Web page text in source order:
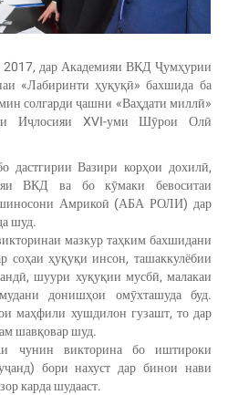
2017, дар Академияи ВКД Ҷумҳурии
«Лабиринти ҳуқуқӣ» бахшида ба
солгарди ҷашни «Ваҳдати миллӣ»
Иҷлосияи XVI-уми Шӯрои Олӣ
дастгирии Вазири корҳои дохилӣ,
ВКД ва бо кӯмаки бевоситаи
Амрикоӣ (АБА РОЛИ) дар
шуд.
мазкур таҳким бахшидани
соҳаи ҳуқуқи инсон, ташаккулёбии
шуури хуқуқии мусбӣ, малакаи
донишҳои омӯхташуда буд.
маҳфили хушдилон гузашт, то дар
шавқовар шуд.
чунин викторина бо иштироки
бори нахуст дар бинои нави
карда шудааст.